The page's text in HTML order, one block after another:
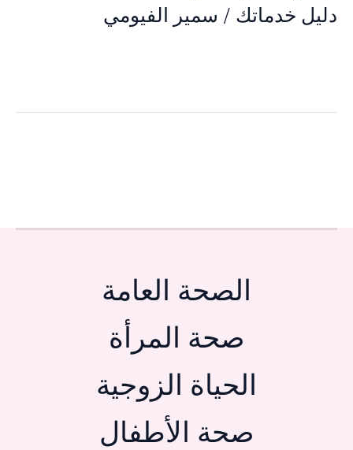
دليل خدماتك / سمير الفيومي
الصحة العامة
صحة المرأة
الحياة الزوجية
صحة الأطفال